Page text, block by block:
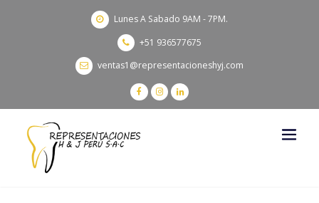
Lunes A Sabado 9AM - 7PM.
+51 936577675
ventas1@representacioneshyj.com